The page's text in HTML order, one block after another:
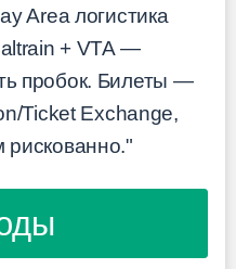
Area логистика
+ VTA —
пробок. Билеты —
Ticket Exchange,
рискованно."